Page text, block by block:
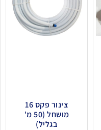
צינור פקס 16
מושחל (50 מ'
בגליל)